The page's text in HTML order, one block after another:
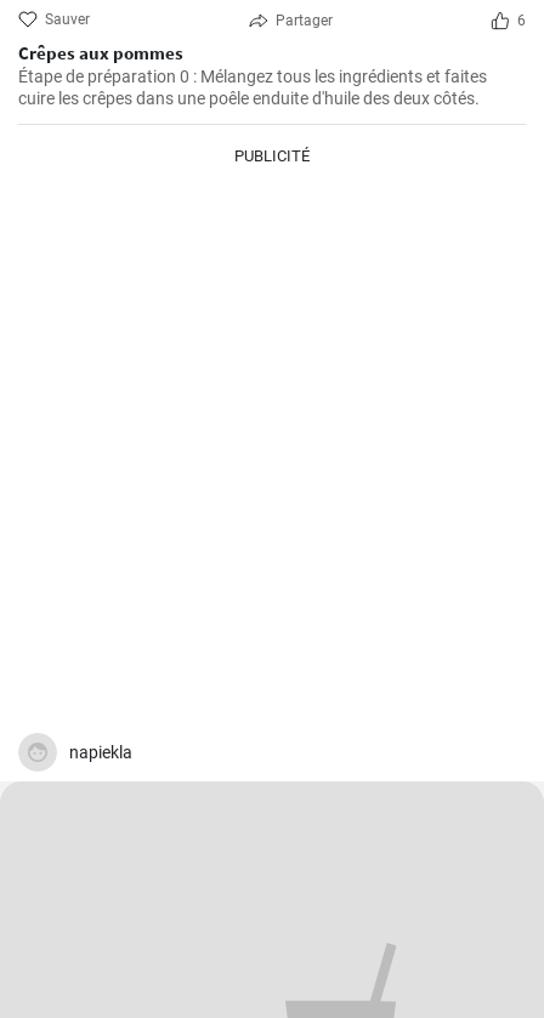
Sauver Partager 6
Crêpes aux pommes
Étape de préparation 0 : Mélangez tous les ingrédients et faites
cuire les crêpes dans une poêle enduite d'huile des deux côtés.
PUBLICITÉ
napiekla